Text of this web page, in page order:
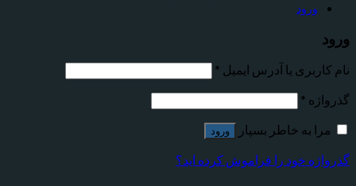
ورود
ورود
نام کاربری یا آدرس ایمیل *
گذرواژه *
مرا به خاطر بسپار
ورود
گذرواژه خود را فراموش کرده اید؟